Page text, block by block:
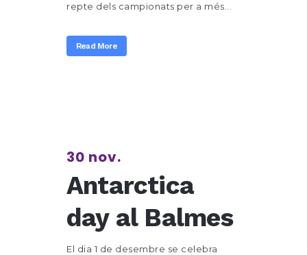
repte dels campionats per a més...
Read More
30 nov.
Antarctica
day al Balmes
El dia 1 de desembre se celebra